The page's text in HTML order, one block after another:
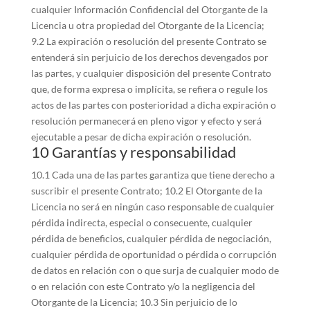
cualquier Información Confidencial del Otorgante de la
Licencia u otra propiedad del Otorgante de la Licencia;
9.2 La expiración o resolución del presente Contrato se
entenderá sin perjuicio de los derechos devengados por
las partes, y cualquier disposición del presente Contrato
que, de forma expresa o implícita, se refiera o regule los
actos de las partes con posterioridad a dicha expiración o
resolución permanecerá en pleno vigor y efecto y será
ejecutable a pesar de dicha expiración o resolución.
10 Garantías y responsabilidad
10.1 Cada una de las partes garantiza que tiene derecho a
suscribir el presente Contrato; 10.2 El Otorgante de la
Licencia no será en ningún caso responsable de cualquier
pérdida indirecta, especial o consecuente, cualquier
pérdida de beneficios, cualquier pérdida de negociación,
cualquier pérdida de oportunidad o pérdida o corrupción
de datos en relación con o que surja de cualquier modo de
o en relación con este Contrato y/o la negligencia del
Otorgante de la Licencia; 10.3 Sin perjuicio de lo